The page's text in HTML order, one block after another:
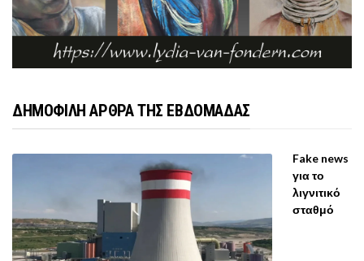
ΔΗΜΟΦΙΛΗ ΑΡΘΡΑ ΤΗΣ ΕΒΔΟΜΑΔΑΣ
Fake news
για το
λιγνιτικό
σταθμό